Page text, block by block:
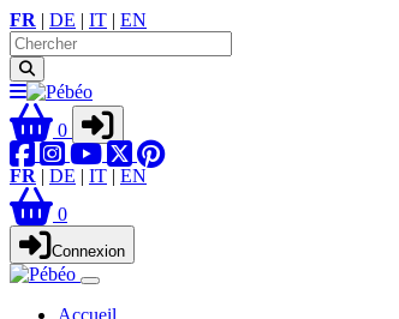
FR | DE | IT | EN
0
FR | DE | IT | EN
0
Connexion
Accueil